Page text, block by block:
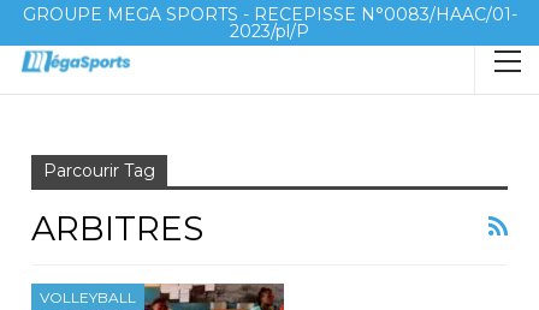
GROUPE MEGA SPORTS - RECEPISSE N°0083/HAAC/01-
2023/pl/P
Parcourir Tag
ARBITRES
VOLLEYBALL